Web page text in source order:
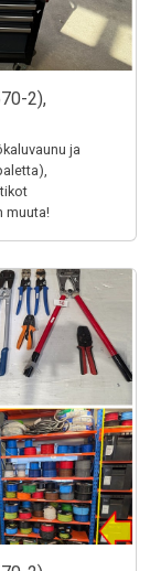
2),
ja
muuta!